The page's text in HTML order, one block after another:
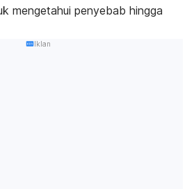
mengetahui penyebab hingga
Iklan